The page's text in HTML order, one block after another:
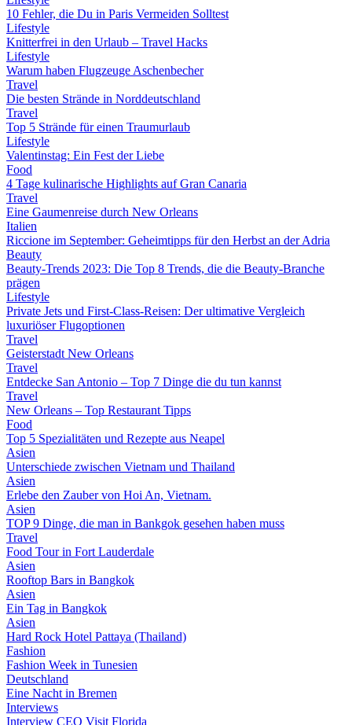
10 Fehler, die Du in Paris Vermeiden Solltest
Lifestyle
Knitterfrei in den Urlaub – Travel Hacks
Lifestyle
Warum haben Flugzeuge Aschenbecher
Travel
Die besten Strände in Norddeutschland
Travel
Top 5 Strände für einen Traumurlaub
Lifestyle
Valentinstag: Ein Fest der Liebe
Food
4 Tage kulinarische Highlights auf Gran Canaria
Travel
Eine Gaumenreise durch New Orleans
Italien
Riccione im September: Geheimtipps für den Herbst an der Adria
Beauty
Beauty-Trends 2023: Die Top 8 Trends, die die Beauty-Branche
prägen
Lifestyle
Private Jets und First-Class-Reisen: Der ultimative Vergleich
luxuriöser Flugoptionen
Travel
Geisterstadt New Orleans
Travel
Entdecke San Antonio – Top 7 Dinge die du tun kannst
Travel
New Orleans – Top Restaurant Tipps
Food
Top 5 Spezialitäten und Rezepte aus Neapel
Asien
Unterschiede zwischen Vietnam und Thailand
Asien
Erlebe den Zauber von Hoi An, Vietnam.
Asien
TOP 9 Dinge, die man in Bankgok gesehen haben muss
Travel
Food Tour in Fort Lauderdale
Asien
Rooftop Bars in Bangkok
Asien
Ein Tag in Bangkok
Asien
Hard Rock Hotel Pattaya (Thailand)
Fashion
Fashion Week in Tunesien
Deutschland
Eine Nacht in Bremen
Interviews
Interview CEO Visit Florida